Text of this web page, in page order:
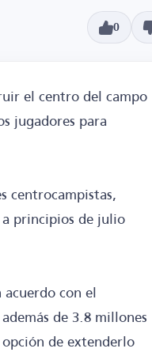
0
el centro del campo
jugadores para
centrocampistas,
principios de julio
con el
de 3.8 millones
de extenderlo